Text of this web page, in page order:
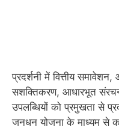
प्रदर्शनी में वित्तीय
सशक्तिकरण, आधारभूत
उपलब्धियों को प्रमुखता से
जनधन योजना के माध्यम से